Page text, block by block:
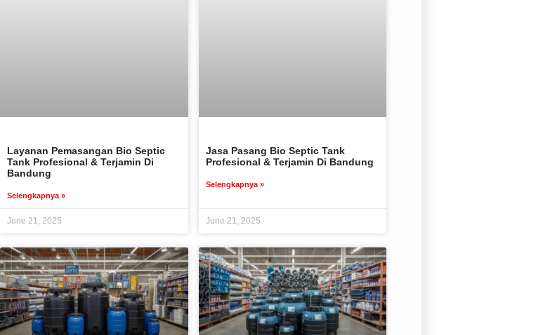
Layanan Pemasangan Bio Septic
Tank Profesional & Terjamin Di
Bandung
Selengkapnya »
June 21, 2025
Jasa Pasang Bio Septic Tank
Profesional & Terjamin Di Bandung
Selengkapnya »
June 21, 2025